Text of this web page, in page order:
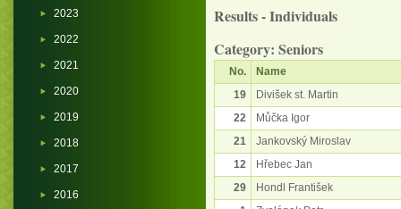
Results - Individuals
Category: Seniors
No.
Name
19
Divišek st. Martin
22
Můčka Igor
21
Jankovský Miroslav
12
Hřebec Jan
29
Hondl František
2023
2022
2021
2020
2019
2018
2017
2016